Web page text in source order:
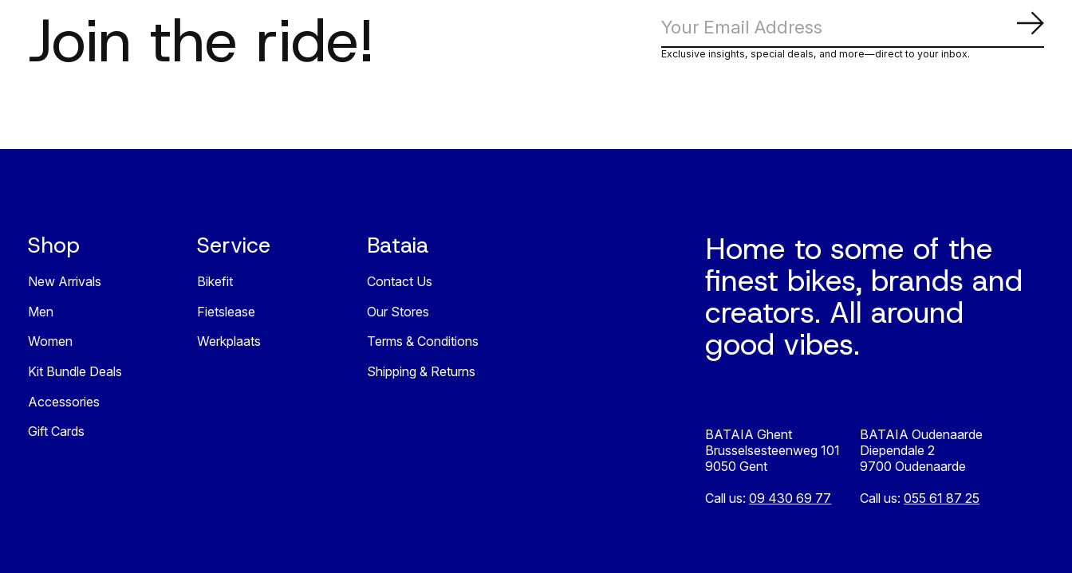
Join the ride! Exclusive insights, special deals, and more—direct to your inbox.
Shop
New Arrivals
Men
Women
Kit Bundle Deals
Accessories
Gift Cards
Service
Bikefit
Fietslease
Werkplaats
Bataia
Contact Us
Our Stores
Terms & Conditions
Shipping & Returns
Home to some of the
finest bikes, brands and
creators. All around
good vibes.
BATAIA Ghent
Brusselsesteenweg 101
9050 Gent
Call us:09 430 69 77
BATAIA Oudenaarde
Diependale 2
9700 Oudenaarde
Call us:055 61 87 25